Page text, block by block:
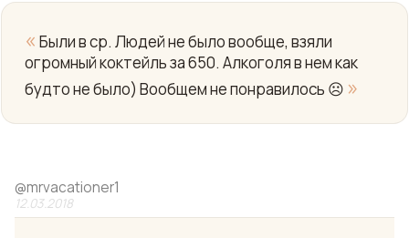
« Были в ср. Людей не было вообще, взяли
огромный коктейль за 650. Алкоголя в нем как
будто не было) Вообщем не понравилось ☹️ »
@mrvacationer1
12.03.2018